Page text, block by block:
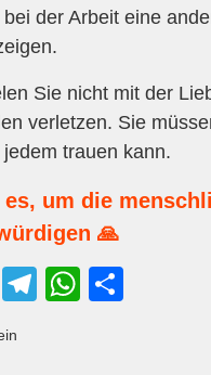
der Arbeit eine
Sie nicht mit der
verletzen. Sie
trauen kann.
es, um die
🙏
T
T
W